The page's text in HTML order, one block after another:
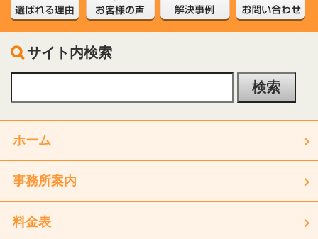
サイト内検索
ホーム
事務所案内
料金表